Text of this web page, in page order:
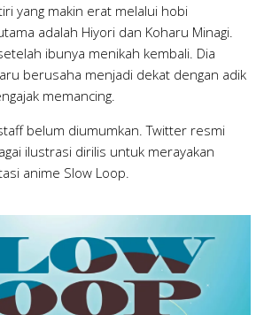
yang makin erat melalui hobi
adalah Hiyori dan Koharu Minagi.
ibunya menikah kembali. Dia
berusaha menjadi dekat dengan adik
memancing.
belum diumumkan. Twitter resmi
ilustrasi dirilis untuk merayakan
anime Slow Loop.